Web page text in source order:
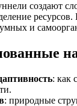
создают
и
на
: как
: природные